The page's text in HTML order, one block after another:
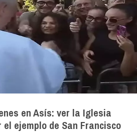
en Asís: ver la Iglesia
ejemplo de San Francisco